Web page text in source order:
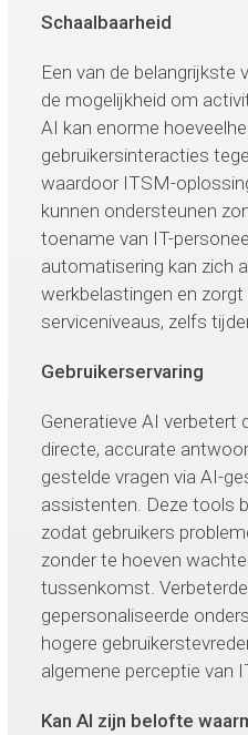
Schaalbaarheid
Een van de belangrijkste
de mogelijkheid om
AI kan enorme
gebruikersinteracties
waardoor ITSM-
kunnen ondersteunen
toename van IT-
automatisering kan zich
werkbelastingen en
serviceniveaus, zelfs
Gebruikerservaring
Generatieve AI verbetert
directe, accurate
gestelde vragen via AI-
assistenten. Deze tools
zodat gebruikers
zonder te hoeven
tussenkomst.
gepersonaliseerde
hogere
algemene perceptie van
Kan AI zijn belofte